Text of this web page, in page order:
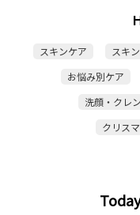
スキンケア スキ
お悩み別ケア
洗顔・クレ
クリス